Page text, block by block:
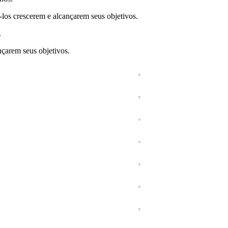
crescerem e alcançarem seus objetivos.
seus objetivos.